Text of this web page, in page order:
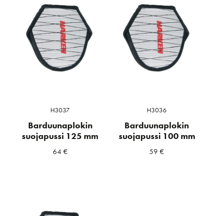
H3037
Barduunaplokin
suojapussi 125 mm
64 €
H3036
Barduunaplokin
suojapussi 100 mm
59€